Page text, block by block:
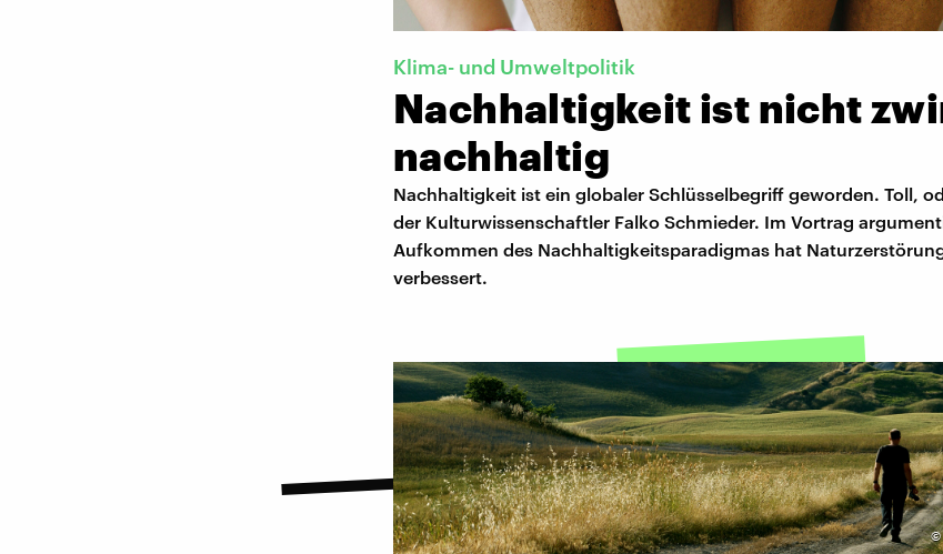
Klima- und Umweltpolitik
Nachhaltigkeit ist nicht
nachhaltig
Nachhaltigkeit ist ein globaler Schlüsselbegriff geworden. Toll,
der Kulturwissenschaftler Falko Schmieder. Im Vortrag
Aufkommen des Nachhaltigkeitsparadigmas hat
verbessert.
©